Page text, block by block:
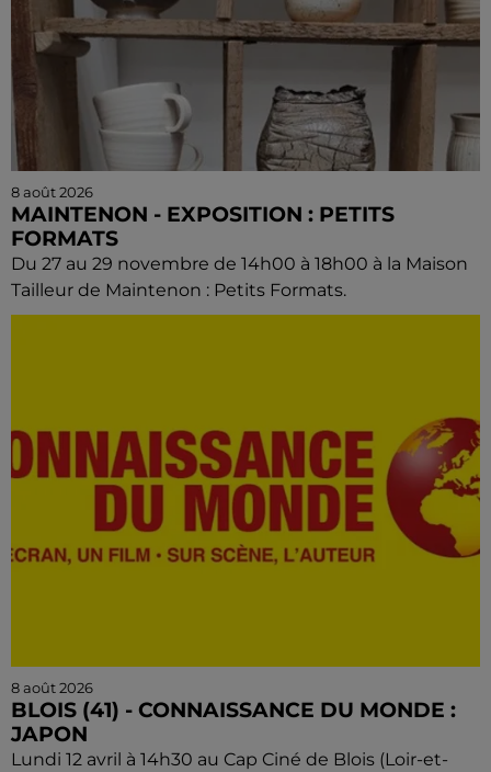
8 août 2026
MAINTENON - EXPOSITION : PETITS
FORMATS
Du 27 au 29 novembre de 14h00 à 18h00 à la Maison
Tailleur de Maintenon : Petits Formats.
8 août 2026
BLOIS (41) - CONNAISSANCE DU MONDE :
JAPON
Lundi 12 avril à 14h30 au Cap Ciné de Blois (Loir-et-